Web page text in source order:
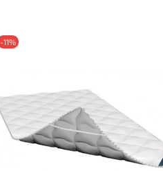
-11%